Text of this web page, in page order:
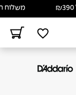
משלוח